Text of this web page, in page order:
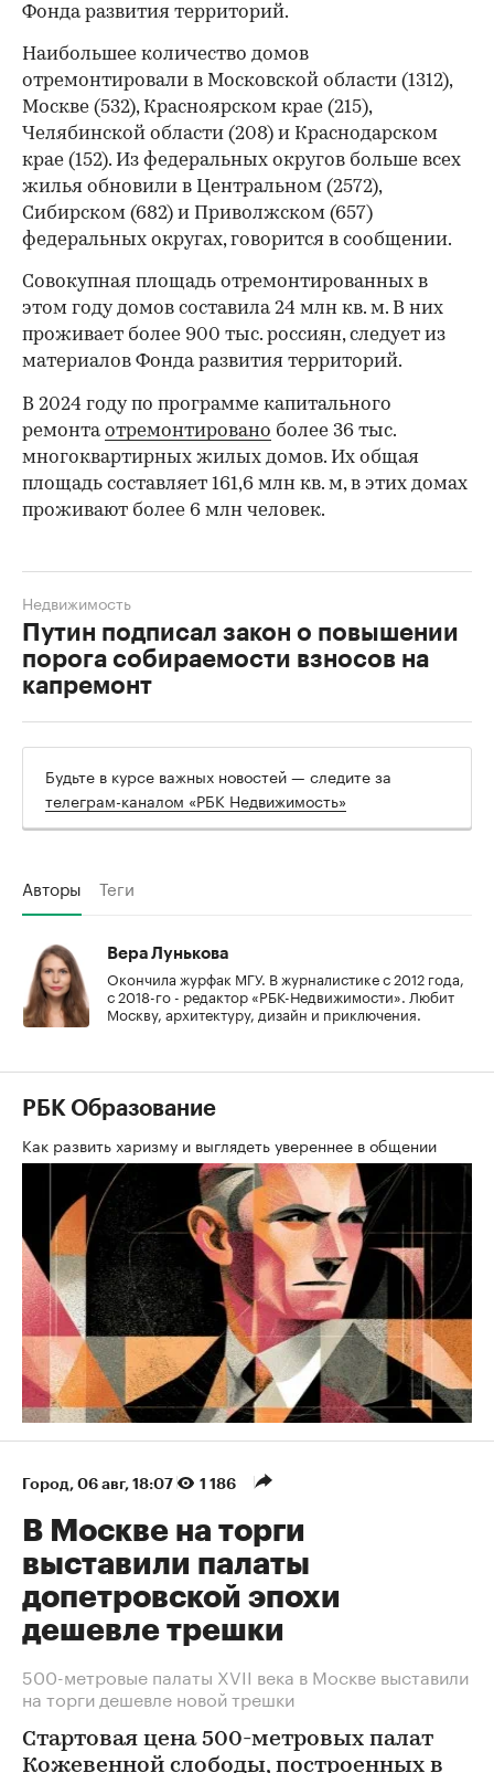
Фонда развития территорий.
Наибольшее количество домов
отремонтировали в Московской области (1312),
Москве (532), Красноярском крае (215),
Челябинской области (208) и Краснодарском
крае (152). Из федеральных округов больше всех
жилья обновили в Центральном (2572),
Сибирском (682) и Приволжском (657)
федеральных округах, говорится в сообщении.
Совокупная площадь отремонтированных в
этом году домов составила 24 млн кв. м. В них
проживает более 900 тыс. россиян, следует из
материалов Фонда развития территорий.
В 2024 году по программе капитального
ремонтаотремонтировано более 36 тыс.
многоквартирных жилых домов. Их общая
площадь составляет 161,6 млн кв. м, в этих домах
проживают более 6 млн человек.
Путин подписал закон о повышении
порога собираемости взносов на
капремонт
Недвижимость
Будьте в курсе важных новостей — следите за
телеграм-каналом «РБК Недвижимость»
Авторы Теги
Вера Лунькова
Окончила журфак МГУ. В журналистике с 2012 года,
с 2018-го - редактор «РБК-Недвижимости». Любит
Москву, архитектуру, дизайн и приключения.
РБК Образование
Как развить харизму и выглядеть увереннее в общении
Город 06 авг, 18:07 1 186
В Москве на торги
выставили палаты
допетровской эпохи
дешевле трешки
500-метровые палаты XVII века в Москве выставили
на торги дешевле новой трешки
Стартовая цена 500-метровых палат
Кожевенной слободы, построенных в